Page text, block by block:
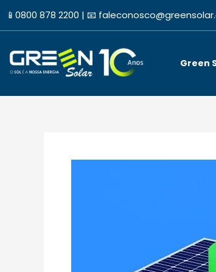
para
conteúdo
📱 0800 878 2200 | 📧
Green